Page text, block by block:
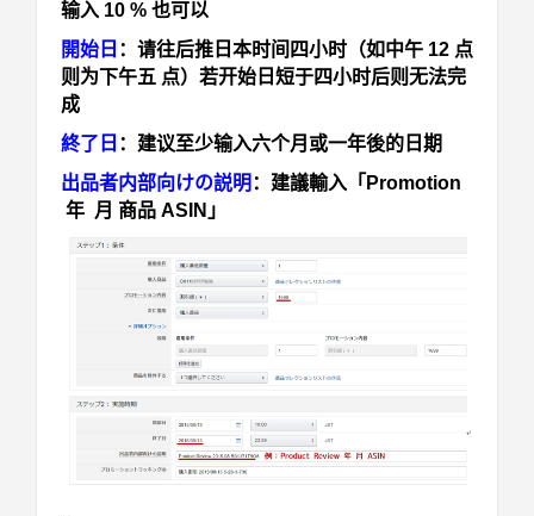
输入 10 % 也可以
開始日 ： 请往后推日本时间四小时（如中午 12 点
则为下午五 点）若开始日短于四小时后则无法完
成
終了日 ： 建议至少输入六个月或一年後的日期
出品者内部向けの説明 ：建議輸入 「Promotion
年 月 商品 ASIN」